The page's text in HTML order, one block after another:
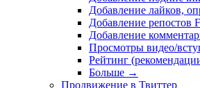
Добавление лайков,
Добавление репостов
Добавление
Просмотры видео/
Рейтинг
Больше →
Продвижение в Твиттер